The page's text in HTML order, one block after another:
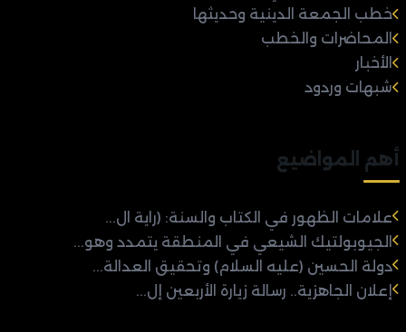
خطب الجمعة الدينية وحديثها
المحاضرات والخطب
الأخبار
شبهات وردود
أهم المواضيع
علامات الظهور في الكتاب والسنة: (راية ال...
الجيوبولتيك الشيعي في المنطقة يتمدد وهو...
دولة الحسين (عليه السلام) وتحقيق العدالة...
إعلان الجاهزية.. رسالة زيارة الأربعين إل...